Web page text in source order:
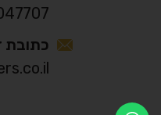
כתובת